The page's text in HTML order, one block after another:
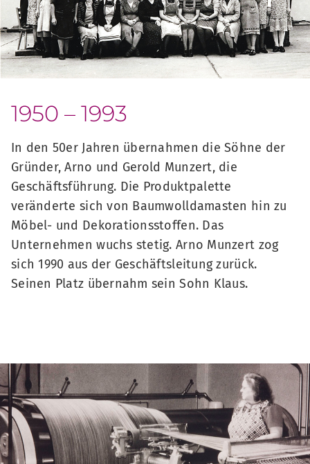
1950 – 1993
In den 50er Jahren übernahmen die Söhne der
Gründer, Arno und Gerold Munzert, die
Geschäftsführung. Die Produktpalette
veränderte sich von Baumwolldamasten hin zu
Möbel- und Dekorationsstoffen. Das
Unternehmen wuchs stetig. Arno Munzert zog
sich 1990 aus der Geschäftsleitung zurück.
Seinen Platz übernahm sein Sohn Klaus.